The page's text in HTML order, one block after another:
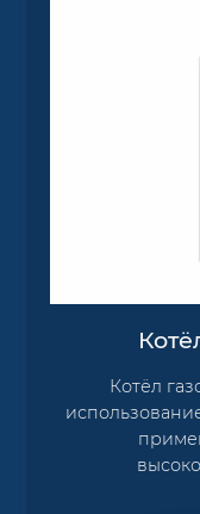
Котёл